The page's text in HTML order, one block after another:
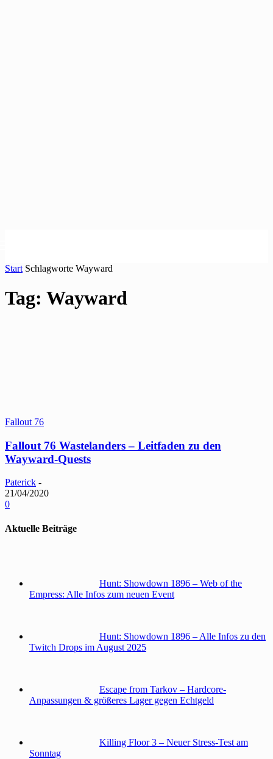
Start Schlagworte Wayward
Tag: Wayward
Fallout 76
Fallout 76 Wastelanders – Leitfaden zu den
Wayward-Quests
Paterick -
21/04/2020
0
Aktuelle Beiträge
Hunt: Showdown 1896 – Web of the
Empress: Alle Infos zum neuen Event
Hunt: Showdown 1896 – Alle Infos zu den
Twitch Drops im August 2025
Escape from Tarkov – Hardcore-
Anpassungen & größeres Lager gegen Echtgeld
Killing Floor 3 – Neuer Stress-Test am
Sonntag